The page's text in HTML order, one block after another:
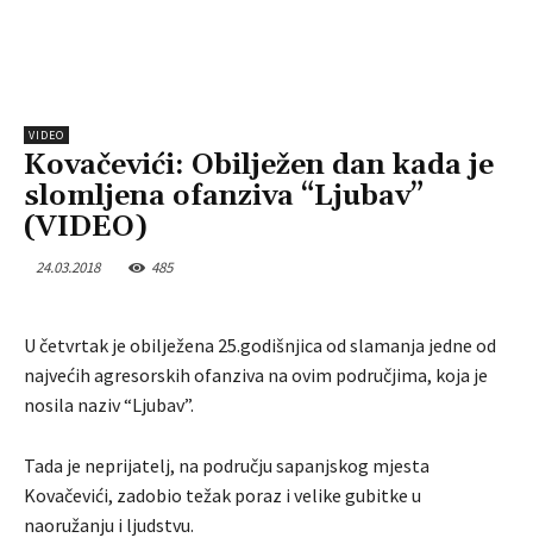
VIDEO
Kovačevići: Obilježen dan kada je
slomljena ofanziva “Ljubav”
(VIDEO)
24.03.2018 485
U četvrtak je obilježena 25.godišnjica od slamanja jedne od
najvećih agresorskih ofanziva na ovim područjima, koja je
nosila naziv “Ljubav”.
Tada je neprijatelj, na području sapanjskog mjesta
Kovačevići, zadobio težak poraz i velike gubitke u
naoružanju i ljudstvu.